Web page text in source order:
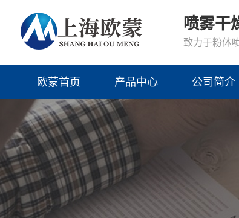
喷雾干
致力于粉体
欧蒙首页 产品中心 公司简介